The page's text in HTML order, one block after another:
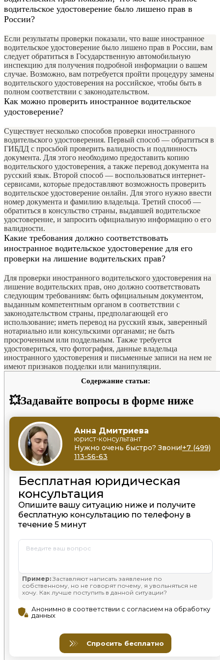
водительское удостоверение было лишено прав в
России?
Если результаты проверки показали, что ваше иностранное
водительское удостоверение было лишено прав в России, вам
следует обратиться в Государственную автомобильную
инспекцию для получения подробной информации о вашем
случае. Возможно, вам потребуется пройти процедуру замены
водительского удостоверения на российское, чтобы быть в
полном соответствии с законодательством.
Как можно проверить иностранное водительское
удостоверение?
Существует несколько способов проверки иностранного
водительского удостоверения. Первый способ — обратиться в
ГИБДД с просьбой проверить валидность и подлинность
документа. Для этого необходимо предоставить копию
водительского удостоверения, а также перевод документа на
русский язык. Второй способ — воспользоваться интернет-
сервисами, которые предоставляют возможность проверить
водительское удостоверение онлайн. Для этого нужно ввести
номер документа и фамилию владельца. Третий способ —
обратиться в консульство страны, выдавшей водительское
удостоверение, и запросить официальную информацию о его
валидности.
Какие требования должно соответствовать
иностранное водительское удостоверение для его
проверки на лишение водительских прав?
Для проверки иностранного водительского удостоверения на
лишение водительских прав, оно должно соответствовать
следующим требованиям: быть официальным документом,
выданным компетентным органом в соответствии с
законодательством страны, предполагающей его
использование; иметь перевод на русский язык, заверенный
нотариально или консульскими органами; не быть
просроченным или поддельным. Также требуется
удостовериться, что фотография, данные владельца
иностранного удостоверения и письменные записи на нем не
имеют признаков подделки или манипуляции.
Содержание статьи:
💥Задавайте вопросы в форме ниже